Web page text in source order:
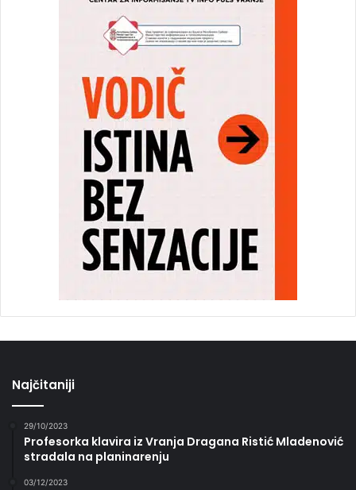
Najčitaniji
29/10/2023
Profesorka klavira iz Vranja Dragana Ristić Mladenović
stradala na planinarenju
03/12/2023